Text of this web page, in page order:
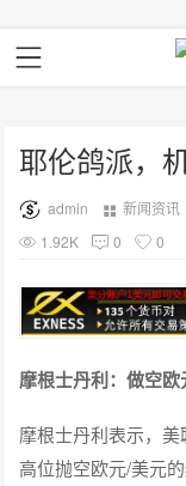
耶伦鸽派，
admin 新闻资讯
1.92K
0 0
摩根士丹利：做空欧
摩根士丹利表示，
高位抛空欧元/美元